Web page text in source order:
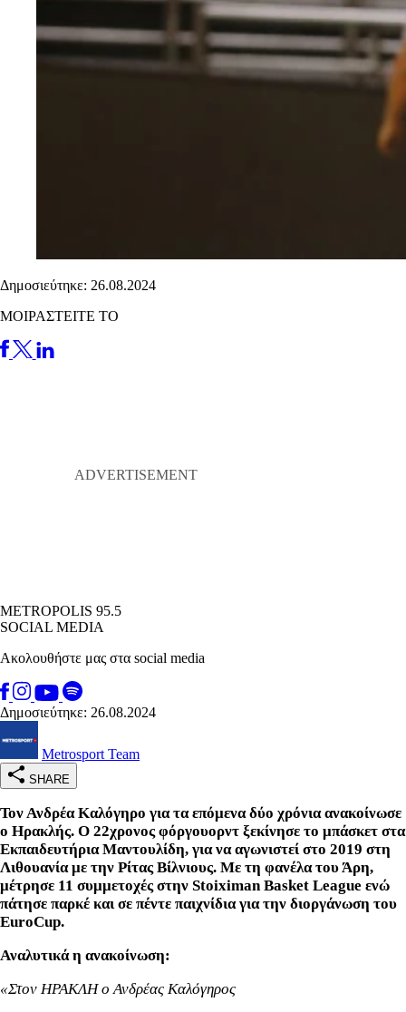
Δημοσιεύτηκε: 26.08.2024
ΜΟΙΡΑΣΤΕΙΤΕ ΤΟ
METROPOLIS 95.5
SOCIAL MEDIA
Ακολουθήστε μας στα social media
Δημοσιεύτηκε: 26.08.2024
Metrosport Team
SHARE
Τον Ανδρέα Καλόγηρο για τα επόμενα δύο χρόνια ανακοίνωσε
ο Ηρακλής. Ο 22χρονος φόργουορντ ξεκίνησε το μπάσκετ στα
Εκπαιδευτήρια Μαντουλίδη, για να αγωνιστεί στο 2019 στη
Λιθουανία με την Ρίτας Βίλνιους. Με τη φανέλα του Άρη,
μέτρησε 11 συμμετοχές στην Stoiximan Basket League ενώ
πάτησε παρκέ και σε πέντε παιχνίδια για την διοργάνωση του
EuroCup.
Αναλυτικά η ανακοίνωση:
«Στον ΗΡΑΚΛΗ ο Ανδρέας Καλόγηρος